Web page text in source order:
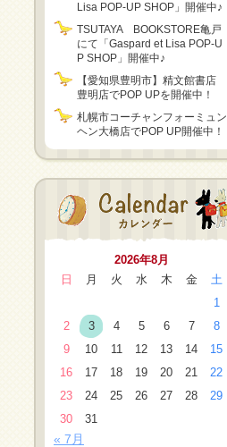
Lisa POP-UP SHOP」開催中♪
TSUTAYA BOOKSTORE亀戸
にて「Gaspard et Lisa POP-U
P SHOP」開催中♪
【愛知県豊明市】精文館書店
豊明店でPOP UPを開催中！
札幌市コーチャンフォーミュン
ヘン大橋店でPOP UP開催中！
2026年8月
日
月 火 水 木 金
土
1
2
3 4 5 6 7
8
9
10 11 12 13 14
15
16
17 18 19 20 21
22
23
24 25 26 27 28
29
30
31
« 7月